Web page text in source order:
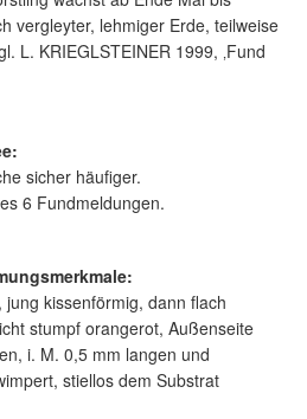
vergleyter, lehmiger Erde, teilweise
L. KRIEGLSTEINER 1999, ‚Fund
sicher häufiger.
6 Fundmeldungen.
kissenförmig, dann flach
stumpf orangerot, Außenseite
i. M. 0,5 mm langen und
stiellos dem Substrat